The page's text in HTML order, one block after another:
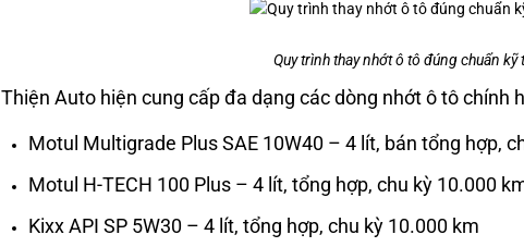
Quy trình thay nhớt ô tô đúng chuẩn
Thiện Auto hiện cung cấp đa dạng các dòng nhớt ô tô chính
Motul Multigrade Plus SAE 10W40 – 4 lít, bán tổng hợp,
Motul H-TECH 100 Plus – 4 lít, tổng hợp, chu kỳ 10.000
Kixx API SP 5W30 – 4 lít, tổng hợp, chu kỳ 10.000 km